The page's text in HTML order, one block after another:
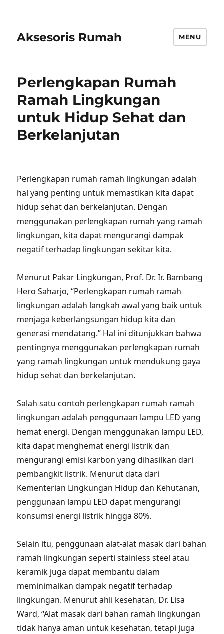
Aksesoris Rumah MENU
Perlengkapan Rumah
Ramah Lingkungan
untuk Hidup Sehat dan
Berkelanjutan
Perlengkapan rumah ramah lingkungan adalah
hal yang penting untuk memastikan kita dapat
hidup sehat dan berkelanjutan. Dengan
menggunakan perlengkapan rumah yang ramah
lingkungan, kita dapat mengurangi dampak
negatif terhadap lingkungan sekitar kita.
Menurut Pakar Lingkungan, Prof. Dr. Ir. Bambang
Hero Saharjo, “Perlengkapan rumah ramah
lingkungan adalah langkah awal yang baik untuk
menjaga keberlangsungan hidup kita dan
generasi mendatang.” Hal ini ditunjukkan bahwa
pentingnya menggunakan perlengkapan rumah
yang ramah lingkungan untuk mendukung gaya
hidup sehat dan berkelanjutan.
Salah satu contoh perlengkapan rumah ramah
lingkungan adalah penggunaan lampu LED yang
hemat energi. Dengan menggunakan lampu LED,
kita dapat menghemat energi listrik dan
mengurangi emisi karbon yang dihasilkan dari
pembangkit listrik. Menurut data dari
Kementerian Lingkungan Hidup dan Kehutanan,
penggunaan lampu LED dapat mengurangi
konsumsi energi listrik hingga 80%.
Selain itu, penggunaan alat-alat masak dari bahan
ramah lingkungan seperti stainless steel atau
keramik juga dapat membantu dalam
meminimalkan dampak negatif terhadap
lingkungan. Menurut ahli kesehatan, Dr. Lisa
Ward, “Alat masak dari bahan ramah lingkungan
tidak hanya aman untuk kesehatan, tetapi juga